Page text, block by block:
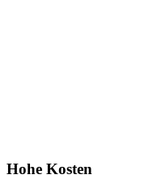
Hohe Kosten